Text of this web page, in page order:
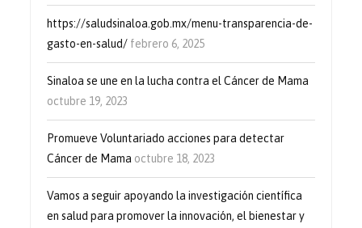
https://saludsinaloa.gob.mx/menu-transparencia-de-
gasto-en-salud/ febrero 6, 2025
Sinaloa se une en la lucha contra el Cáncer de Mama
octubre 19, 2023
Promueve Voluntariado acciones para detectar
Cáncer de Mama octubre 18, 2023
Vamos a seguir apoyando la investigación científica
en salud para promover la innovación, el bienestar y